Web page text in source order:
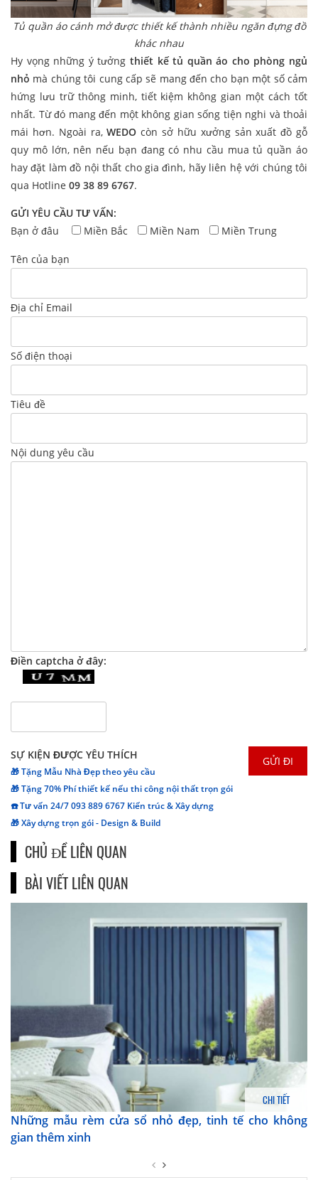
Tủ quần áo cánh mở được thiết kế thành nhiều ngăn đựng đồ
khác nhau
Hy vọng những ý tưởng thiết kế tủ quần áo cho phòng ngủ
nhỏ mà chúng tôi cung cấp sẽ mang đến cho bạn một số cảm
hứng lưu trữ thông minh, tiết kiệm không gian một cách tốt
nhất. Từ đó mang đến một không gian sống tiện nghi và thoải
mái hơn. Ngoài ra,WEDO còn sở hữu xưởng sản xuất đồ gỗ
quy mô lớn, nên nếu bạn đang có nhu cầu mua tủ quần áo
hay đặt làm đồ nội thất cho gia đình, hãy liên hệ với chúng tôi
qua Hotline 09 38 89 6767.
GỬI YÊU CẦU TƯ VẤN:
Bạn ở đâu
Miền Bắc Miền Nam Miền Trung
Tên của bạn
Địa chỉ Email
Số điện thoại
Tiêu đề
Nội dung yêu cầu
Điền captcha ở đây:
SỰ KIỆN ĐƯỢC YÊU THÍCH
🎁 Tặng Mẫu Nhà Đẹp theo yêu cầu
🎁 Tặng 70% Phí thiết kế nếu thi công nội thất trọn gói
☎️ Tư vấn 24/7 093 889 6767 Kiến trúc & Xây dựng
🎁 Xây dựng trọn gói - Design & Build
CHỦ ĐỀ LIÊN QUAN
BÀI VIẾT LIÊN QUAN
CHI TIẾT
Những mẫu rèm cửa sổ nhỏ đẹp, tinh tế cho không
gian thêm xinh